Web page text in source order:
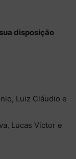
disposição
Luiz Cláudio e
Lucas Victor e